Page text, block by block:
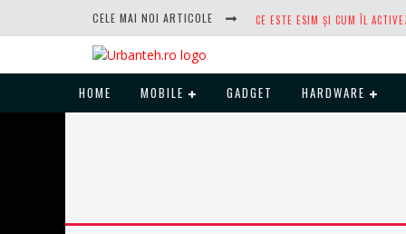
CELE MAI NOI ARTICOLE
HOME MOBILE GADGET HARDWARE